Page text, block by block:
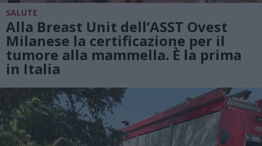
SALUTE
Alla Breast Unit dell’ASST Ovest
Milanese la certificazione per il
tumore alla mammella. È la prima
in Italia